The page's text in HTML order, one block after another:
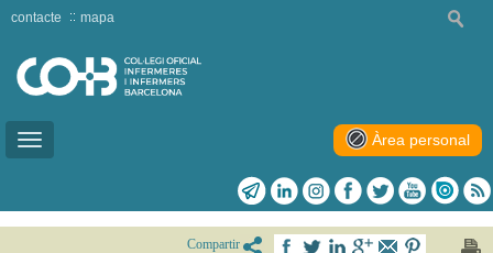
Toggle
contacte mapa
Àrea personal
Compartir